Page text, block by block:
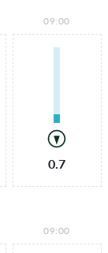
09:00
0.7
09:00